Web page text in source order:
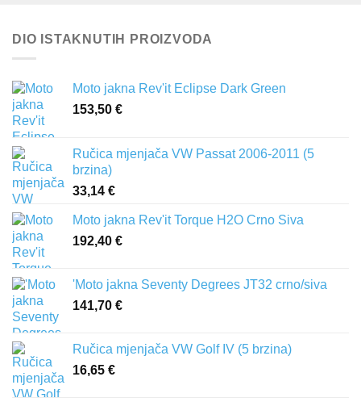
DIO ISTAKNUTIH PROIZVODA
Moto jakna Rev'it Eclipse Dark Green
153,50 €
Ručica mjenjača VW Passat 2006-2011 (5
brzina)
33,14 €
Moto jakna Rev'it Torque H2O Crno Siva
192,40 €
'Moto jakna Seventy Degrees JT32 crno/siva
141,70 €
Ručica mjenjača VW Golf IV (5 brzina)
16,65 €